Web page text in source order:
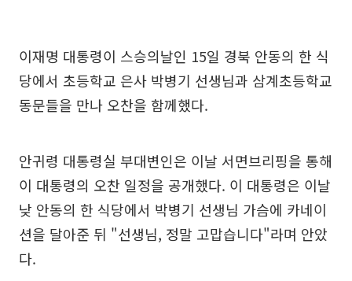
이재명 대통령이 스승의날인 15일 경북 안동의 한 식
당에서 초등학교 은사 박병기 선생님과 삼계초등학교
동문들을 만나 오찬을 함께했다.
안귀령 대통령실 부대변인은 이날 서면브리핑을 통해
이 대통령의 오찬 일정을 공개했다. 이 대통령은 이날
낮 안동의 한 식당에서 박병기 선생님 가슴에 카네이
션을 달아준 뒤 "선생님, 정말 고맙습니다"라며 안았
다.